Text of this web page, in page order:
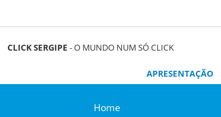
CLICK SERGIPE - O MUNDO NUM SÓ CLICK
APRESENTAÇÃO
Home